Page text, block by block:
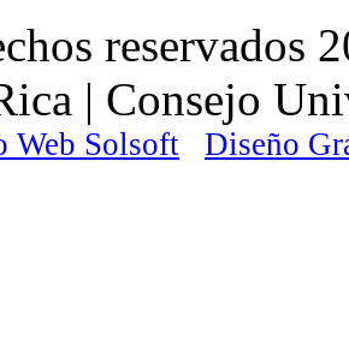
reservados
| Consejo
Web Solsoft Diseño